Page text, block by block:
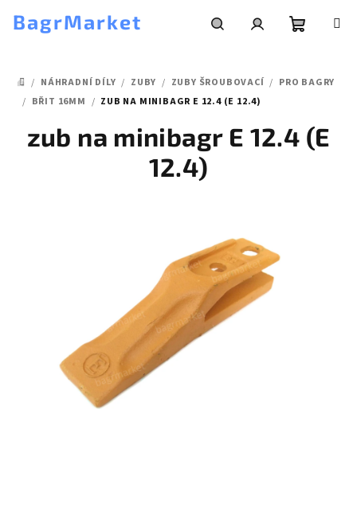
BagrMarket
DOMŮ
/ NÁHRADNÍ DÍLY / ZUBY / ZUBY ŠROUBOVACÍ / PRO BAGRY
/ BŘIT 16MM / ZUB NA MINIBAGR E 12.4 (E 12.4)
zub na minibagr E 12.4 (E
12.4)